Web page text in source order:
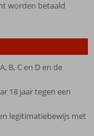
worden betaald
B, C en D en de
18 jaar tegen een
legitimatiebewijs met